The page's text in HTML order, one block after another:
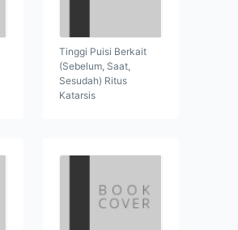
Tinggi Puisi Berkait
(Sebelum, Saat,
Sesudah) Ritus
Katarsis